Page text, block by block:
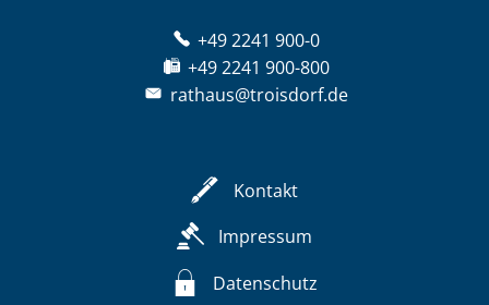
+49 2241 900-0
+49 2241 900-800
rathaus@troisdorf.de
Kontakt
Impressum
Datenschutz